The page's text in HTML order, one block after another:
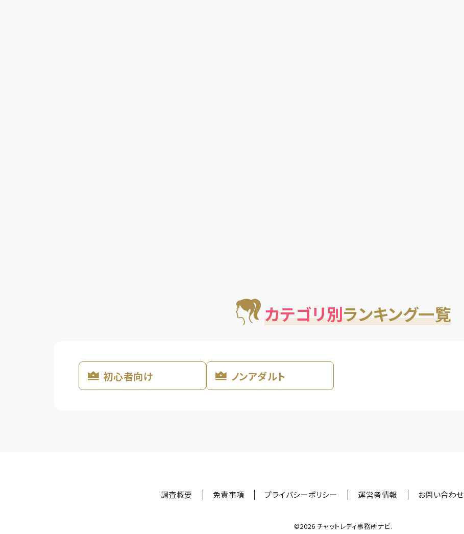
カテゴリ別ランキング一覧
初心者向け ノンアダルト
調査概要 免責事項 プライバシーポリシー 運営者情報 お問い合わせ
©︎2026 チャットレディ事務所ナビ.